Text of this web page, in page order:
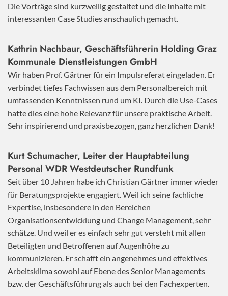
Die Vorträge sind kurzweilig gestaltet und die Inhalte mit
interessanten Case Studies anschaulich gemacht.
Kathrin Nachbaur, Geschäftsführerin Holding Graz
Kommunale Dienstleistungen GmbH
Wir haben Prof. Gärtner für ein Impulsreferat eingeladen. Er
verbindet tiefes Fachwissen aus dem Personalbereich mit
umfassenden Kenntnissen rund um KI. Durch die Use-Cases
hatte dies eine hohe Relevanz für unsere praktische Arbeit.
Sehr inspirierend und praxisbezogen, ganz herzlichen Dank!
Kurt Schumacher, Leiter der Hauptabteilung
Personal WDR Westdeutscher Rundfunk
Seit über 10 Jahren habe ich Christian Gärtner immer wieder
für Beratungsprojekte engagiert. Weil ich seine fachliche
Expertise, insbesondere in den Bereichen
Organisationsentwicklung und Change Management, sehr
schätze. Und weil er es einfach sehr gut versteht mit allen
Beteiligten und Betroffenen auf Augenhöhe zu
kommunizieren. Er schafft ein angenehmes und effektives
Arbeitsklima sowohl auf Ebene des Senior Managements
bzw. der Geschäftsführung als auch bei den Fachexperten.